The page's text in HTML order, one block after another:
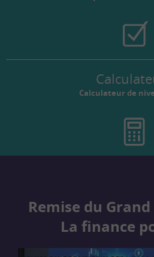
Calculateur de
Remise du
La finance